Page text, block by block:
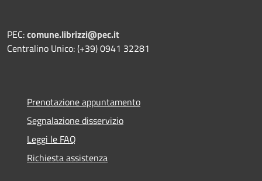
PEC:comune.librizzi@pec.it
Centralino Unico: (+39) 0941 32281
Prenotazione appuntamento
Segnalazione disservizio
Leggi le FAQ
Richiesta assistenza